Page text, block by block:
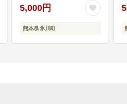
5,000円
熊本県 氷川町